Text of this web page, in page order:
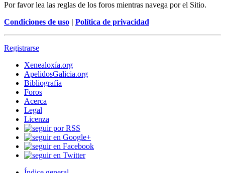
Por favor lea las reglas de los foros mientras navega por el Sitio.
Condiciones de uso | Política de privacidad
Registrarse
Xenealoxía.org
ApelidosGalicia.org
Bibliografía
Foros
Acerca
Legal
Licenza